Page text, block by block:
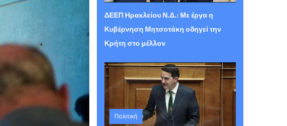
Παρασκευή 07 Αυγούστου 2026 15:03
ΔΕΕΠ Ηρακλείου Ν.Δ.: Με έργα η
Κυβέρνηση Μητσοτάκη οδηγεί την
Κρήτη στο μέλλον
Πολιτική